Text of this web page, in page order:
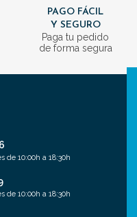
PAGO FÁCIL
Y SEGURO
Paga tu pedido
de forma segura
de 10:00h a 18:30h
de 10:00h a 18:30h